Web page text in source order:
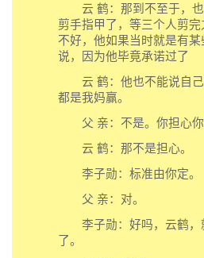
云 鹤：那到不至于，也
剪手指甲了，等三个人剪
不好，他如果当时就是有
说，因为他毕竟承诺过了
云 鹤：他也不能说自己
都是我妈赢。
父 亲：不是。你担心你
云 鹤：那不是担心。
李子勋：标准由你定。
父 亲：对。
李子勋：好吗，云鹤，
了。